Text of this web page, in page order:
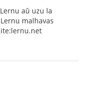
aŭ uzu la
malhavas